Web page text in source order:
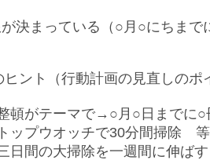
決まっている（○月○にちまで
ント（行動計画の見直しのポ
頓がテーマで→○月○日まで
ップウオッチで30分間掃除
日間の大掃除を一週間に伸ば